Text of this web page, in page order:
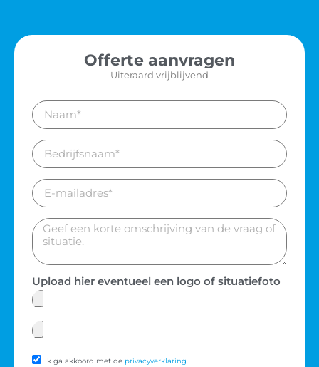
Offerte aanvragen
Uiteraard vrijblijvend
Upload hier eventueel een logo of situatiefoto
Ik ga akkoord met de privacyverklaring.